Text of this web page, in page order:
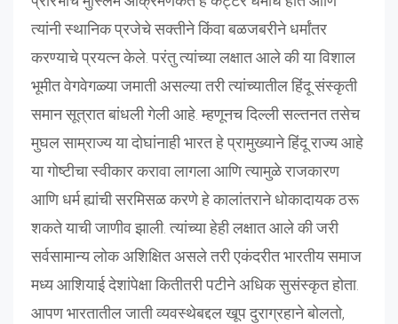
त्यांनी स्थानिक प्रजेचे सक्तीने किंवा बळजबरीने धर्मांतर
करण्याचे प्रयत्न केले. परंतु त्यांच्या लक्षात आले की या विशाल
भूमीत वेगवेगळ्या जमाती असल्या तरी त्यांच्यातील हिंदू संस्कृती
समान सूत्रात बांधली गेली आहे. म्हणूनच दिल्ली सल्तनत तसेच
मुघल साम्राज्य या दोघांनाही भारत हे प्रामुख्याने हिंदू राज्य आहे
या गोष्टीचा स्वीकार करावा लागला आणि त्यामुळे राजकारण
आणि धर्म ह्यांची सरमिसळ करणे हे कालांतराने धोकादायक ठरू
शकते याची जाणीव झाली. त्यांच्या हेही लक्षात आले की जरी
सर्वसामान्य लोक अशिक्षित असले तरी एकंदरीत भारतीय समाज
मध्य आशियाई देशांपेक्षा कितीतरी पटीने अधिक सुसंस्कृत होता.
आपण भारतातील जाती व्यवस्थेबद्दल खूप दुराग्रहाने बोलतो,